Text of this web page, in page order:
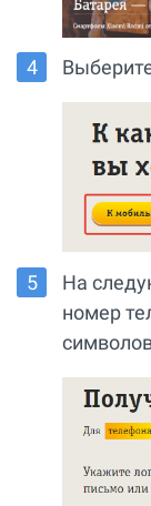
На
номер